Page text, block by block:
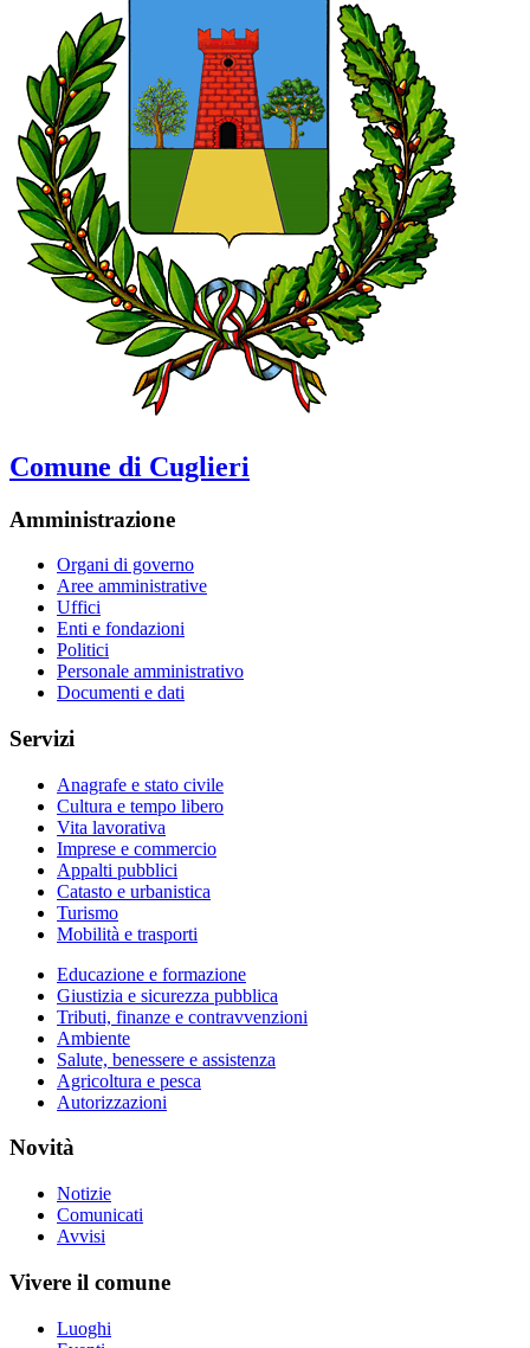
Comune di Cuglieri
Amministrazione
Organi di governo
Aree amministrative
Uffici
Enti e fondazioni
Politici
Personale amministrativo
Documenti e dati
Servizi
Anagrafe e stato civile
Cultura e tempo libero
Vita lavorativa
Imprese e commercio
Appalti pubblici
Catasto e urbanistica
Turismo
Mobilità e trasporti
Educazione e formazione
Giustizia e sicurezza pubblica
Tributi, finanze e contravvenzioni
Ambiente
Salute, benessere e assistenza
Agricoltura e pesca
Autorizzazioni
Novità
Notizie
Comunicati
Avvisi
Vivere il comune
Luoghi